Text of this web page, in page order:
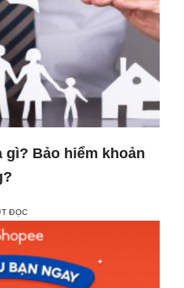
gì? Bảo hiểm khoản
ĐỌC